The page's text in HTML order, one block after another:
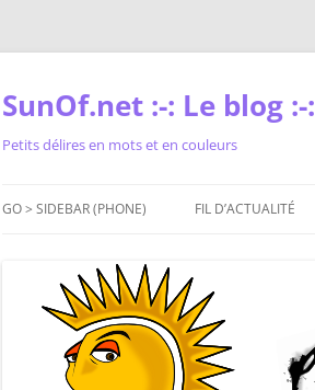
Skip
SunOf.net :-: Le blog :-:
Petits délires en mots et en couleurs
GO > SIDEBAR (PHONE) FIL D’ACTUALITÉ